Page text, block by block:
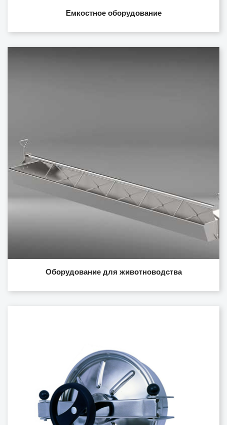
Емкостное оборудование
Оборудование для животноводства